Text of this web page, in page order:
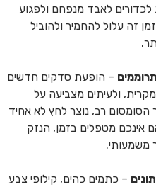
לאבד מנפחם ולפגוע
זה עלול להחמיר ולהוביל
– הופעת סדקים חדשים
ולעיתים מצביעה על
רב, נוצר לחץ לא אחיד
אינכם מטפלים בזמן, הנזק
משמעותי.
– כתמים כהים, קילופי צבע